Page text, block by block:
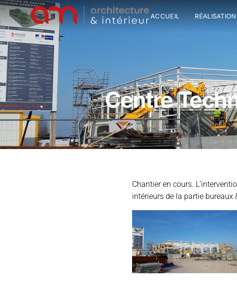
ACCUEIL
Centre
Chantier en cours.
intérieurs de la partie bureaux